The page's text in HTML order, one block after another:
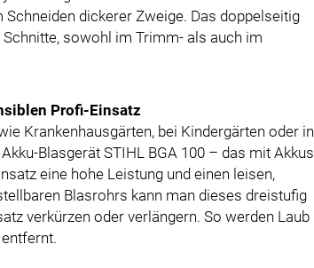
dickerer Zweige. Das doppelseitig
sowohl im Trimm- als auch im
Profi-Einsatz
Krankenhausgärten, bei Kindergärten oder in
Blasgerät STIHL BGA 100 – das mit Akkus
eine hohe Leistung und einen leisen,
Blasrohrs kann man dieses dreistufig
verkürzen oder verlängern. So werden Laub